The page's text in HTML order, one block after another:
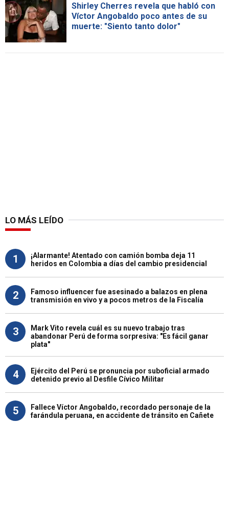
Shirley Cherres revela que habló con
Víctor Angobaldo poco antes de su
muerte: "Siento tanto dolor"
LO MÁS LEÍDO
1
¡Alarmante! Atentado con camión bomba deja 11
heridos en Colombia a días del cambio presidencial
2
Famoso influencer fue asesinado a balazos en plena
transmisión en vivo y a pocos metros de la Fiscalía
3
Mark Vito revela cuál es su nuevo trabajo tras
abandonar Perú de forma sorpresiva: "Es fácil ganar
plata"
4
Ejército del Perú se pronuncia por suboficial armado
detenido previo al Desfile Cívico Militar
5
Fallece Víctor Angobaldo, recordado personaje de la
farándula peruana, en accidente de tránsito en Cañete